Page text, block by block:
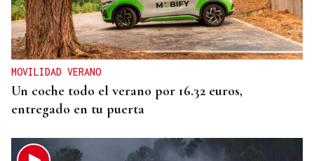
MOVILIDAD VERANO
Un coche todo el verano por 16.32 euros,
entregado en tu puerta